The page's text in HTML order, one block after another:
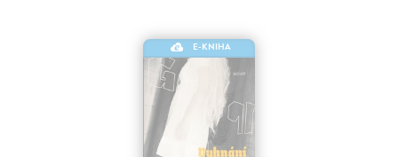
E-KNIHA